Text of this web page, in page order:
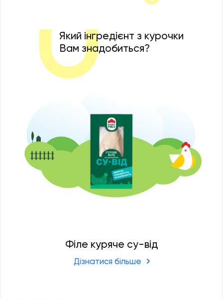
Який інгредієнт з курочки
Вам знадобиться?
Філе куряче су-від
Дізнатися більше